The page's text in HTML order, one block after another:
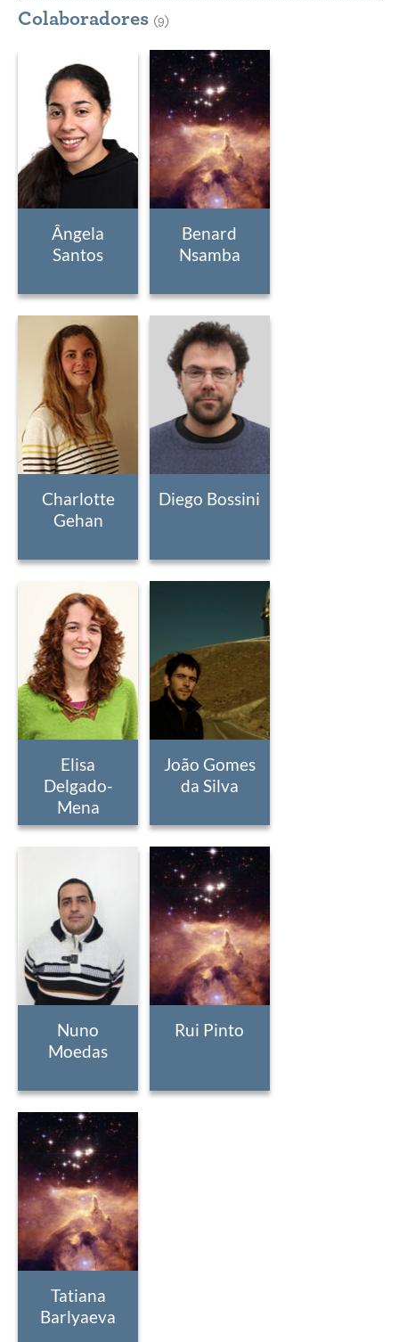
Colaboradores (9)
Ângela
Santos
Benard
Nsamba
Charlotte
Gehan
Diego Bossini
Elisa
Delgado-
Mena
João Gomes
da Silva
Nuno
Moedas
Rui Pinto
Tatiana
Barlyaeva